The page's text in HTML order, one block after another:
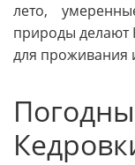
лето,
природы делают
для проживания